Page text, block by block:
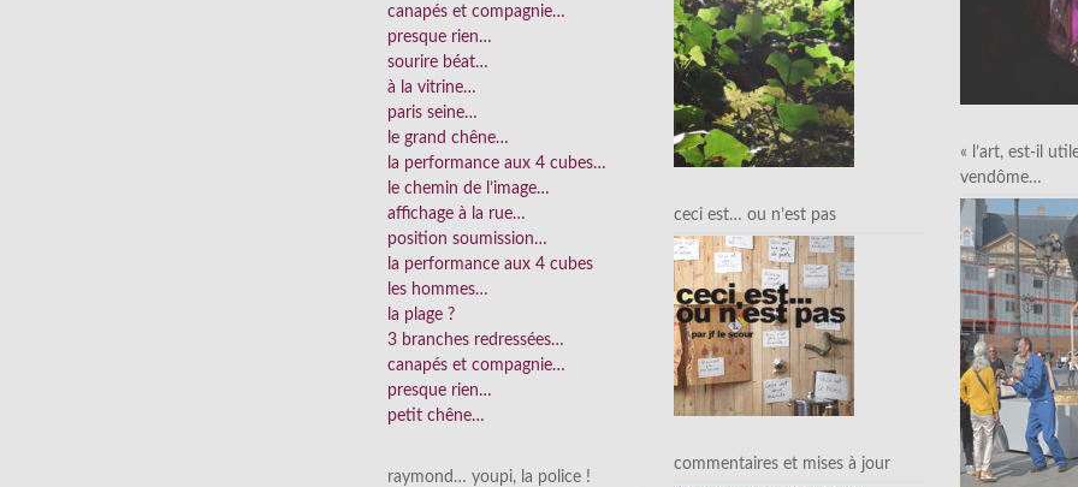
canapés et compagnie…
presque rien…
sourire béat…
à la vitrine…
paris seine…
le grand chêne…
la performance aux 4 cubes…
le chemin de l’image…
affichage à la rue…
position soumission…
la performance aux 4 cubes
les hommes…
la plage ?
3 branches redressées…
canapés et compagnie…
presque rien…
petit chêne…
raymond… youpi, la police !
ceci est… ou n’est pas
commentaires et mises à jour
« l’art, est-il
vendôme…